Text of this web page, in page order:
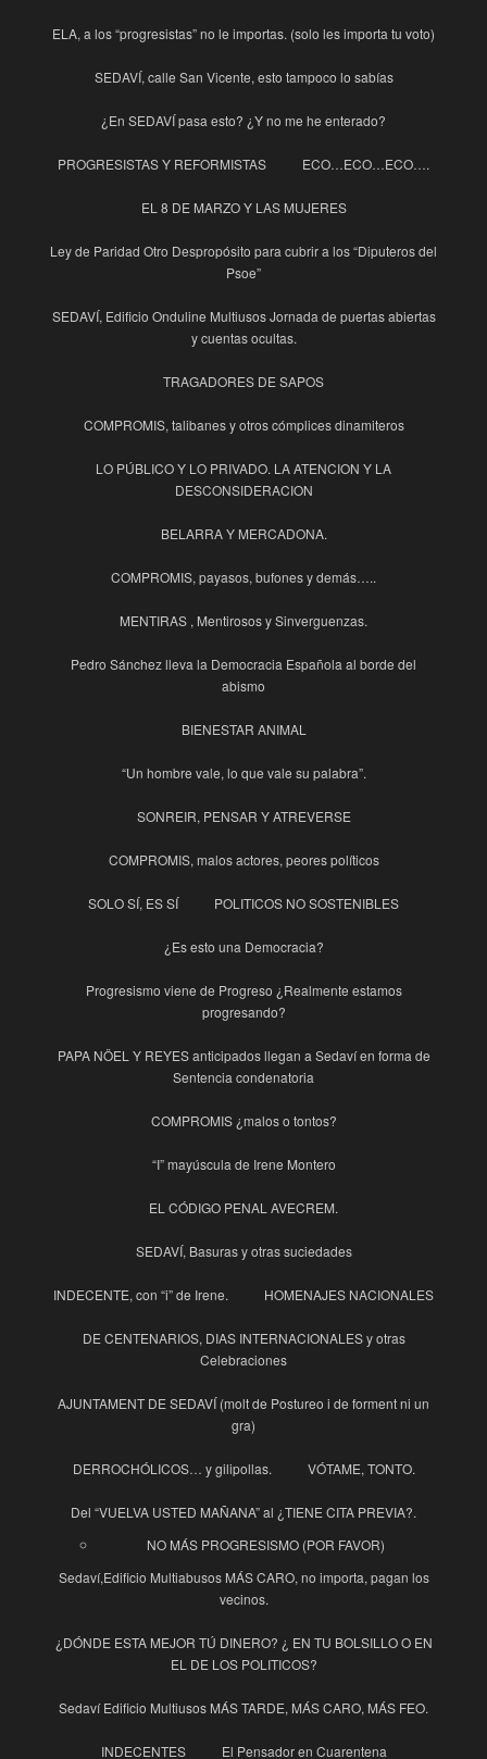
ELA, a los “progresistas” no le importas. (solo les importa tu voto)
SEDAVÍ, calle San Vicente, esto tampoco lo sabías
¿En SEDAVÍ pasa esto? ¿Y no me he enterado?
PROGRESISTAS Y REFORMISTAS ECO…ECO…ECO….
EL 8 DE MARZO Y LAS MUJERES
Ley de Paridad Otro Despropósito para cubrir a los “Diputeros del
Psoe”
SEDAVÍ, Edificio Onduline Multiusos Jornada de puertas abiertas
y cuentas ocultas.
TRAGADORES DE SAPOS
COMPROMIS, talibanes y otros cómplices dinamiteros
LO PÚBLICO Y LO PRIVADO. LA ATENCION Y LA
DESCONSIDERACION
BELARRA Y MERCADONA.
COMPROMIS, payasos, bufones y demás…..
MENTIRAS , Mentirosos y Sinverguenzas.
Pedro Sánchez lleva la Democracia Española al borde del
abismo
BIENESTAR ANIMAL
“Un hombre vale, lo que vale su palabra”.
SONREIR, PENSAR Y ATREVERSE
COMPROMIS, malos actores, peores políticos
SOLO SÍ, ES SÍ POLITICOS NO SOSTENIBLES
¿Es esto una Democracia?
Progresismo viene de Progreso ¿Realmente estamos
progresando?
PAPA NÖEL Y REYES anticipados llegan a Sedaví en forma de
Sentencia condenatoria
COMPROMIS ¿malos o tontos?
“I” mayúscula de Irene Montero
EL CÓDIGO PENAL AVECREM.
SEDAVÍ, Basuras y otras suciedades
INDECENTE, con “i” de Irene. HOMENAJES NACIONALES
DE CENTENARIOS, DIAS INTERNACIONALES y otras
Celebraciones
AJUNTAMENT DE SEDAVÍ (molt de Postureo i de forment ni un
gra)
DERROCHÓLICOS… y gilipollas. VÓTAME, TONTO.
Del “VUELVA USTED MAÑANA” al ¿TIENE CITA PREVIA?.
NO MÁS PROGRESISMO (POR FAVOR)
Sedaví,Edificio Multiabusos MÁS CARO, no importa, pagan los
vecinos.
¿DÓNDE ESTA MEJOR TÚ DINERO? ¿ EN TU BOLSILLO O EN
EL DE LOS POLITICOS?
Sedaví Edificio Multiusos MÁS TARDE, MÁS CARO, MÁS FEO.
INDECENTES El Pensador en Cuarentena